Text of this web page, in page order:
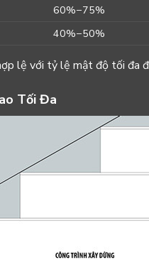
60%−75%
40%−50%
lệ với tỷ lệ mật độ tối đa
Tối Đa